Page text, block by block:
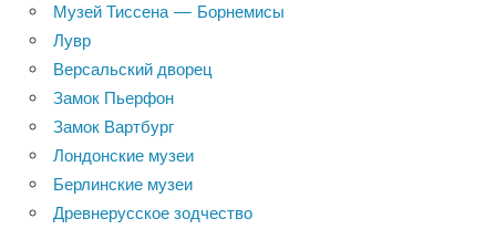
Музей Тиссена — Борнемисы
Лувр
Версальский дворец
Замок Пьерфон
Замок Вартбург
Лондонские музеи
Берлинские музеи
Древнерусское зодчество